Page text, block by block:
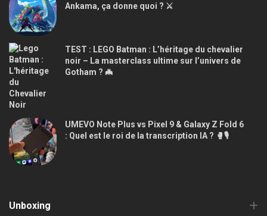
Ankama, ça donne quoi ? ⚔️
TEST : LEGO Batman : L’héritage du chevalier
noir – La masterclass ultime sur l’univers de
Gotham ? 🦇
UMEVO Note Plus vs Pixel 9 & Galaxy Z Fold 6
: Quel est le roi de la transcription IA ? 🥊🎙️
Unboxing